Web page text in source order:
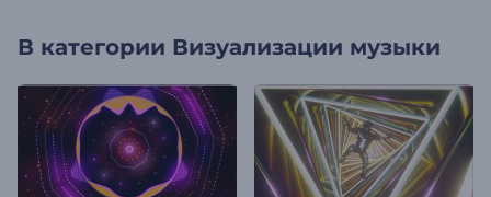
В категории Визуализации музыки